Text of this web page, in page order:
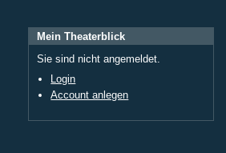
Mein Theaterblick
Sie sind nicht angemeldet.
Login
Account anlegen